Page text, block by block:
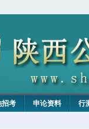
招考 申论资料
行